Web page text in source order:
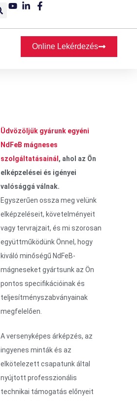
Online Lekérdezés
Üdvözöljük gyárunk egyéni
NdFeB mágneses
szolgáltatásainál , ahol az Ön
elképzelései és igényei
valósággá válnak.
Egyszerűen ossza meg velünk
elképzeléseit, követelményeit
vagy tervrajzait, és mi szorosan
együttműködünk Önnel, hogy
kiváló minőségű NdFeB-
mágneseket gyártsunk az Ön
pontos specifikációinak és
teljesítményszabványainak
megfelelően.
A versenyképes árképzés, az
ingyenes minták és az
elkötelezett csapatunk által
nyújtott professzionális
technikai támogatás előnyeit